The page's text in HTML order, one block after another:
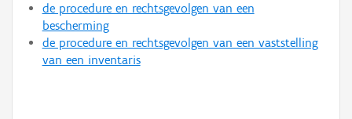
de procedure en rechtsgevolgen van een
bescherming
de procedure en rechtsgevolgen van een vaststelling
van een inventaris